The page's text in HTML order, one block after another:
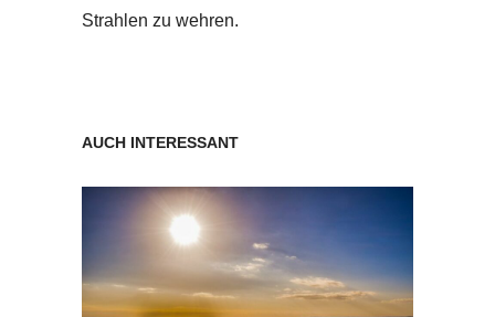
Strahlen zu wehren.
AUCH INTERESSANT